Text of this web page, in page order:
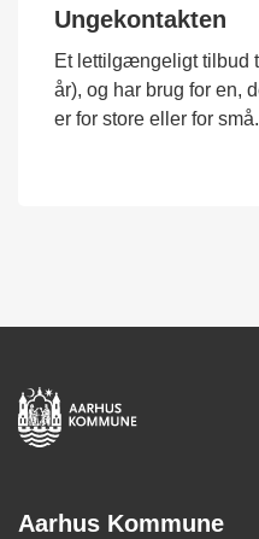
Ungekontakten
Et lettilgængeligt tilbud
år), og har brug for en,
er for store eller for små.
Aarhus Kommune